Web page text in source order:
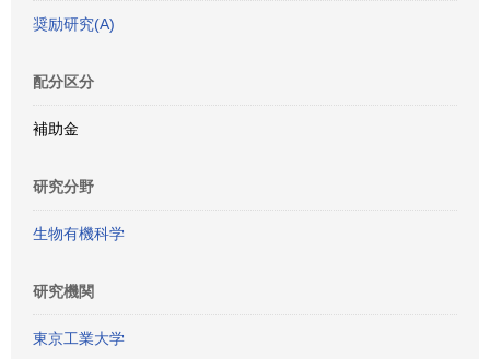
奨励研究(A)
配分区分
補助金
研究分野
生物有機科学
研究機関
東京工業大学